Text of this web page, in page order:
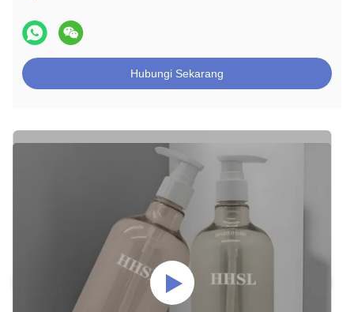
Hubungi Sekarang